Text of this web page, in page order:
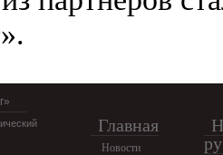
Главная
Новости